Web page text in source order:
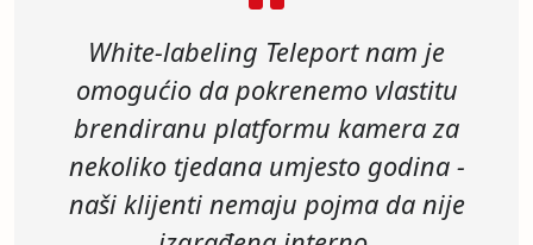
White-labeling Teleport nam je
omogućio da pokrenemo vlastitu
brendiranu platformu kamera za
nekoliko tjedana umjesto godina -
naši klijenti nemaju pojma da nije